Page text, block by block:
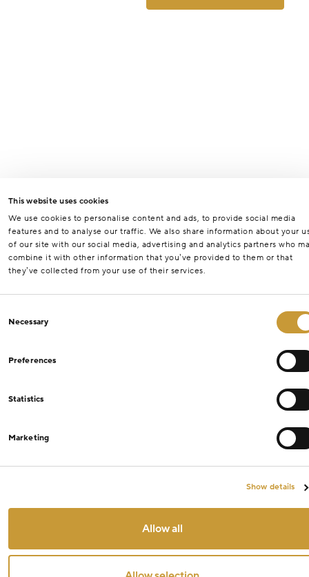
This website uses cookies
We use cookies to personalise content and ads, to provide social media
features and to analyse our traffic. We also share information about your
of our site with our social media, advertising and analytics partners who
combine it with other information that you’ve provided to them or that
they’ve collected from your use of their services.
Selection
Necessary
Preferences
Statistics
Marketing
Show details
Allow all